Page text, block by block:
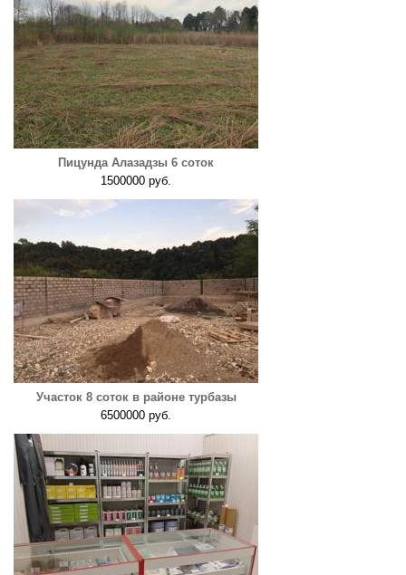
Пицунда Алазадзы 6 соток
1500000 руб.
Участок 8 соток в районе турбазы
6500000 руб.